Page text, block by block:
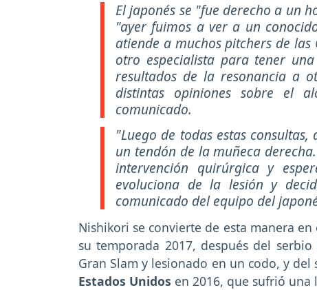
El japonés se "fue derecho a un
"ayer fuimos a ver a un
atiende a muchos pitchers de
otro especialista para tener
resultados de la resonancia a
distintas opiniones sobre el
comunicado.
"Luego de todas estas
un tendón de la muñeca
intervención quirúrgica y
evoluciona de la lesión y
comunicado del equipo del
Nishikori se convierte de esta manera
su temporada 2017, después del
Gran Slam y lesionado en un codo, y del
Estados Unidos en 2016, que sufrió